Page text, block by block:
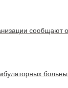
сообщают